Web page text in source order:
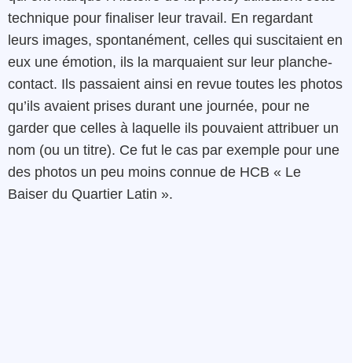
technique pour finaliser leur travail. En regardant
leurs images, spontanément, celles qui suscitaient en
eux une émotion, ils la marquaient sur leur planche-
contact. Ils passaient ainsi en revue toutes les photos
qu’ils avaient prises durant une journée, pour ne
garder que celles à laquelle ils pouvaient attribuer un
nom (ou un titre). Ce fut le cas par exemple pour une
des photos un peu moins connue de HCB « Le
Baiser du Quartier Latin ».